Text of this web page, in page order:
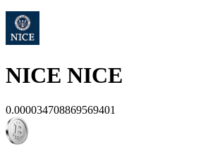
NICE NICE
0.000034708869569401